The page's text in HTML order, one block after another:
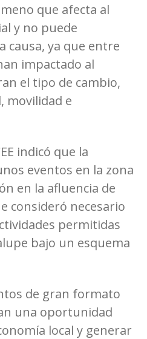
que afecta al
y no puede
causa, ya que entre
impactado al
el tipo de cambio,
movilidad e
indicó que la
eventos en la zona
en la afluencia de
consideró necesario
permitidas
bajo un esquema
de gran formato
una oportunidad
local y generar